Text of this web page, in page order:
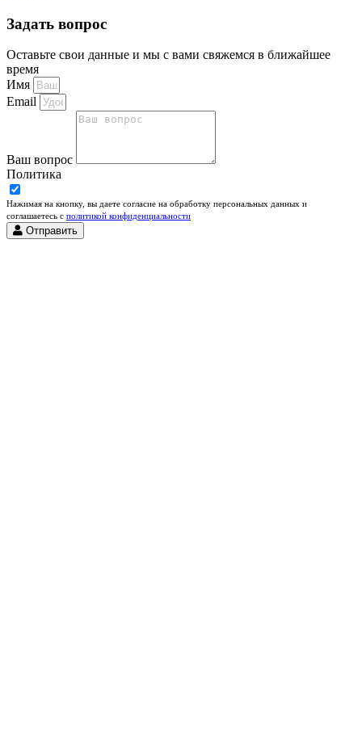
Задать вопрос
Оставьте свои данные и мы с вами свяжемся в ближайшее
время
Имя
Email
Ваш вопрос
Политика
Нажимая на кнопку, вы даете согласие на обработку персональных данных и
соглашаетесь c политикой конфиденциальности
Отправить